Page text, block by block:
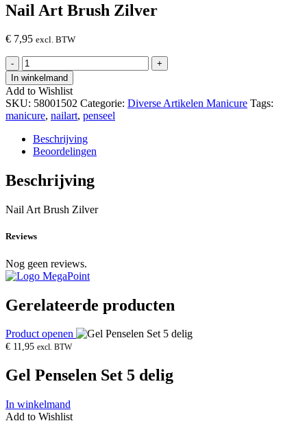
Nail Art Brush Zilver
€ 7,95 excl. BTW
-
Nail
Art
Brush
Zilver
hoeveelheid
+
In winkelmand
Add to Wishlist
SKU: 58001502 Categorie: Diverse Artikelen Manicure Tags:
manicure, nailart, penseel
Beschrijving
Beoordelingen
Beschrijving
Nail Art Brush Zilver
Reviews
Nog geen reviews.
Gerelateerde producten
Product openen
€ 11,95 excl. BTW
Gel Penselen Set 5 delig
In winkelmand
Add to Wishlist